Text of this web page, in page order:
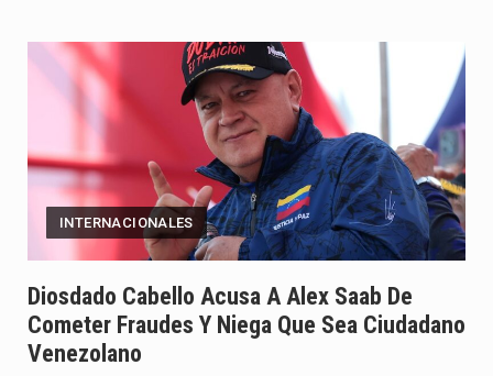
INTERNACIONALES
Diosdado Cabello Acusa A Alex Saab De
Cometer Fraudes Y Niega Que Sea Ciudadano
Venezolano